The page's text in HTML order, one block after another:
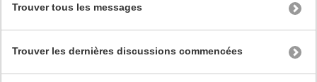
Trouver tous les messages
Trouver les dernières discussions commencées